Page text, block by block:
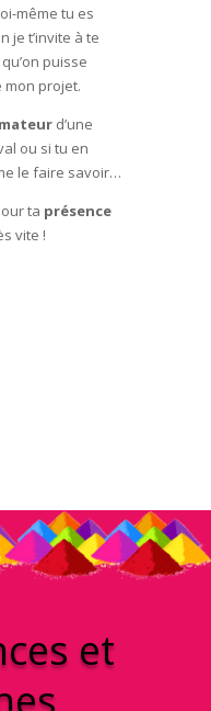
même tu es
je t’invite à te
puisse
mon projet.
d’une
ou si tu en
le faire savoir…
ta présence
vite !
et